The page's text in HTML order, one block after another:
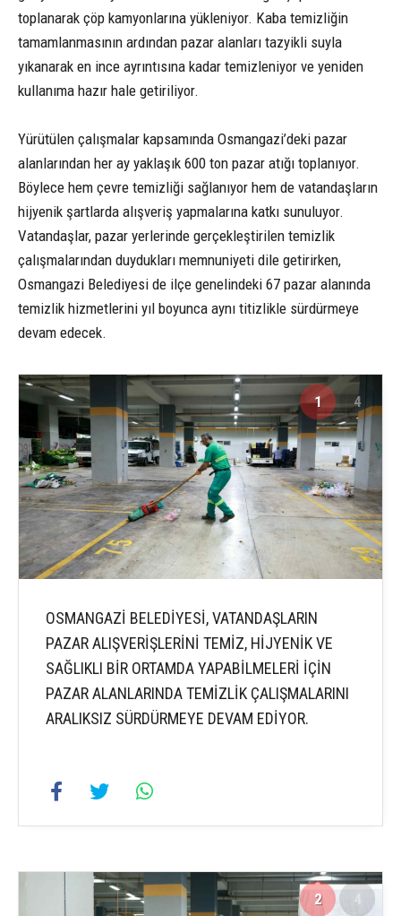
toplanarak çöp kamyonlarına yükleniyor. Kaba temizliğin
tamamlanmasının ardından pazar alanları tazyikli suyla
yıkanarak en ince ayrıntısına kadar temizleniyor ve yeniden
kullanıma hazır hale getiriliyor.
Yürütülen çalışmalar kapsamında Osmangazi’deki pazar
alanlarından her ay yaklaşık 600 ton pazar atığı toplanıyor.
Böylece hem çevre temizliği sağlanıyor hem de vatandaşların
hijyenik şartlarda alışveriş yapmalarına katkı sunuluyor.
Vatandaşlar, pazar yerlerinde gerçekleştirilen temizlik
çalışmalarından duydukları memnuniyeti dile getirirken,
Osmangazi Belediyesi de ilçe genelindeki 67 pazar alanında
temizlik hizmetlerini yıl boyunca aynı titizlikle sürdürmeye
devam edecek.
1 4
OSMANGAZİ BELEDİYESİ, VATANDAŞLARIN
PAZAR ALIŞVERİŞLERİNİ TEMİZ, HİJYENİK VE
SAĞLIKLI BİR ORTAMDA YAPABİLMELERİ İÇİN
PAZAR ALANLARINDA TEMİZLİK ÇALIŞMALARINI
ARALIKSIZ SÜRDÜRMEYE DEVAM EDİYOR.
2 4